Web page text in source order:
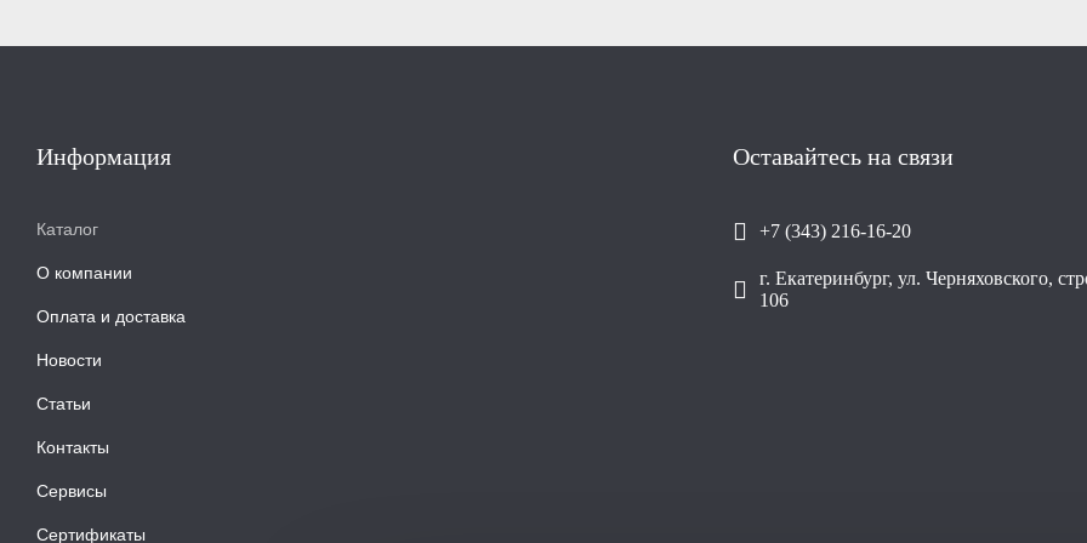
Информация
Каталог
О компании
Оплата и доставка
Новости
Статьи
Контакты
Сервисы
Сертификаты
Оставайтесь на связи
+7 (343) 216-16-20
г. Екатеринбург, ул. Черняховского,
106